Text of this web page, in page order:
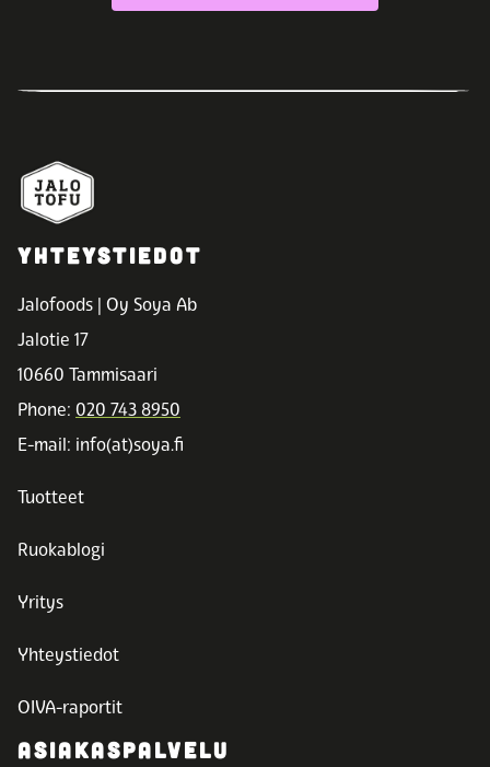
YHTEYSTIEDOT
Jalofoods | Oy Soya Ab
Jalotie 17
10660 Tammisaari
Phone: 020 743 8950
E-mail: info(at)soya.fi
Tuotteet
Ruokablogi
Yritys
Yhteystiedot
OIVA-raportit
ASIAKASPALVELU